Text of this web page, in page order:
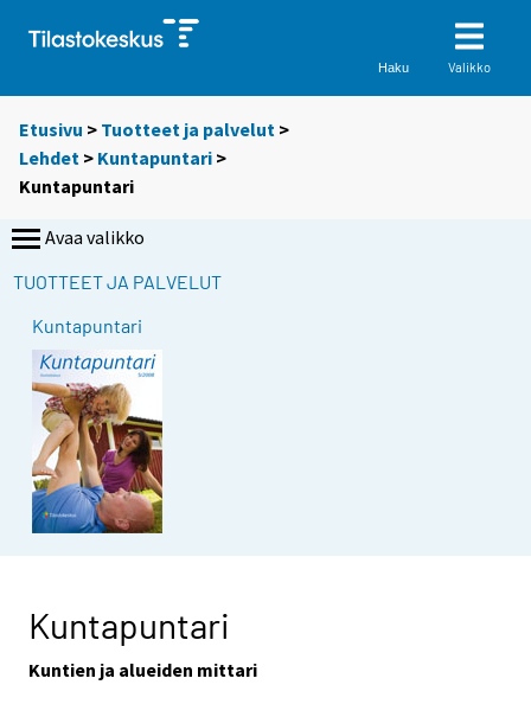
Haku Valikko
Etusivu > Tuotteet ja palvelut >
Lehdet > Kuntapuntari >
Kuntapuntari
Avaa valikko
TUOTTEET JA PALVELUT
Kuntapuntari
Kuntapuntari
Kuntien ja alueiden mittari